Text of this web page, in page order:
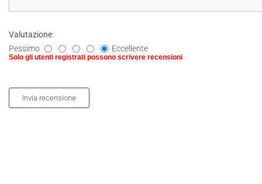
Solo gli utenti registrati possono scrivere recensioni
Valutazione:
Pessimo
Eccellente